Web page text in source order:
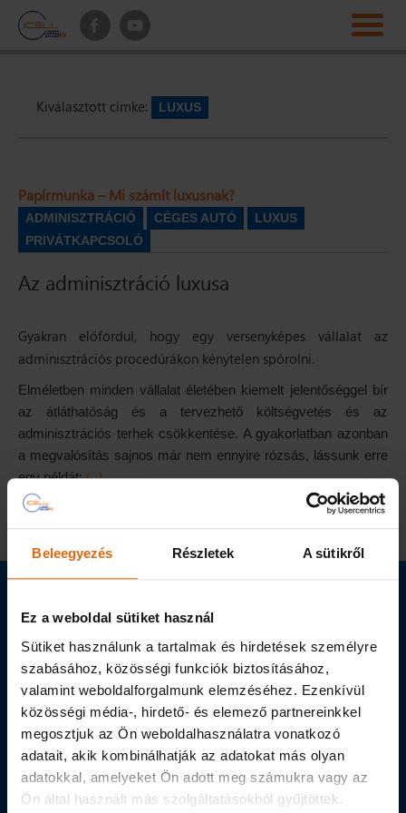
Beleegyezés Részletek A sütikről
Ez a weboldal sütiket használ
Sütiket használunk a tartalmak és hirdetések személyre
szabásához, közösségi funkciók biztosításához,
valamint weboldalforgalmunk elemzéséhez. Ezenkívül
közösségi média-, hirdető- és elemező partnereinkkel
megosztjuk az Ön weboldalhasználatra vonatkozó
adatait, akik kombinálhatják az adatokat más olyan
adatokkal, amelyeket Ön adott meg számukra vagy az
Ön által használt más szolgáltatásokból gyűjtöttek.
Kiválasztott címke: LUXUS
Papírmunka – Mi számít luxusnak?
ADMINISZTRÁCIÓ CÉGES AUTÓ
LUXUS
PRIVÁTKAPCSOLÓ
Az adminisztráció luxusa
Gyakran előfordul, hogy egy versenyképes vállalat az
adminisztrációs procedúrákon kénytelen spórolni.
Elméletben minden vállalat életében kiemelt jelentőséggel bír
az átláthatóság és a tervezhető költségvetés és az
adminisztrációs terhek csökkentése. A gyakorlatban azonban
a megvalósítás sajnos már nem ennyire rózsás, lássunk erre
egy példát:(…)